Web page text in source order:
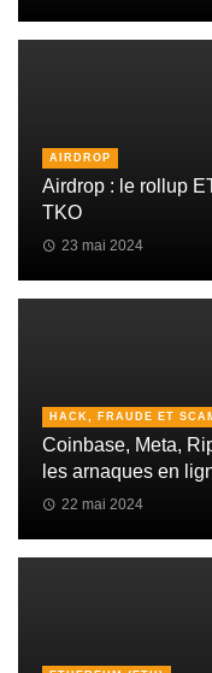
AIRDROP
Airdrop : le rollup
TKO
23 mai 2024
HACK, FRAUDE ET
Coinbase, Meta,
les arnaques en
22 mai 2024